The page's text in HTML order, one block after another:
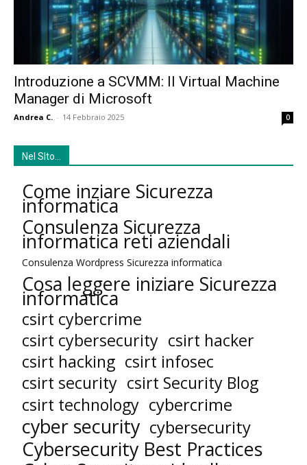
Introduzione a SCVMM: Il Virtual Machine
Manager di Microsoft
Andrea C. - 14 Febbraio 2025 0
Nel SIto…
Come inziare Sicurezza
informatica
Consulenza Sicurezza
informatica reti aziendali
Consulenza Wordpress Sicurezza informatica
Cosa leggere iniziare Sicurezza
informatica
csirt cybercrime
csirt cybersecurity csirt hacker
csirt hacking csirt infosec
csirt security csirt Security Blog
csirt technology cybercrime
cyber security cybersecurity
Cybersecurity Best Practices